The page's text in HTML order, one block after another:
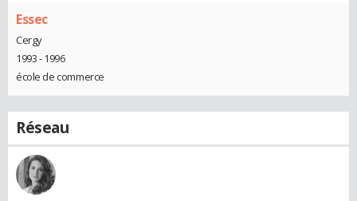
Essec
Cergy
1993 - 1996
école de commerce
Réseau